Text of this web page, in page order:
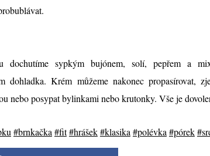
dochutíme sypkým bujónem, solí, pepřem a
dohladka. Krém můžeme nakonec propasírovat,
nebo posypat bylinkami nebo krutonky. Vše je
#brnkačka #fit#hrášek#klasika #polévka #pórek